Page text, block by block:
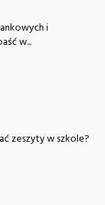
i
w...
zeszyty w szkole?